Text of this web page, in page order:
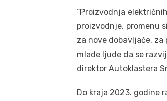
“Proizvodnja
proizvodnje, promenu
za nove dobavljače,
mlade ljude da se
direktor Autoklastera
Do kraja 2023. godine